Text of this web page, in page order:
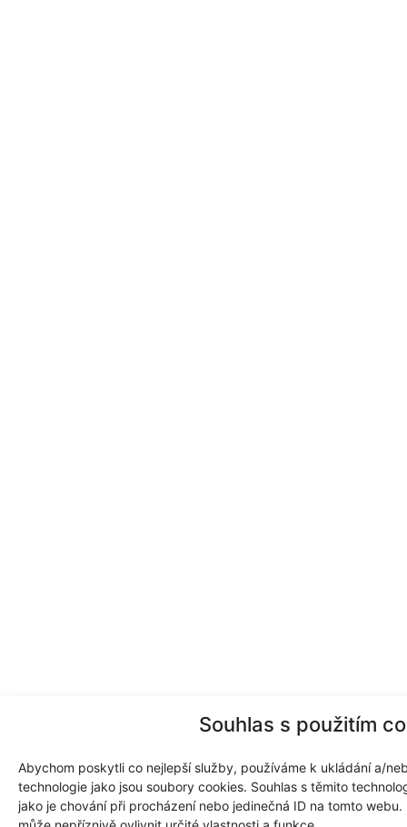
Souhlas s použitím
Abychom poskytli co nejlepší služby, používáme k ukládání a/
technologie jako jsou soubory cookies. Souhlas s těmito
jako je chování při procházení nebo jedinečná ID na tomto